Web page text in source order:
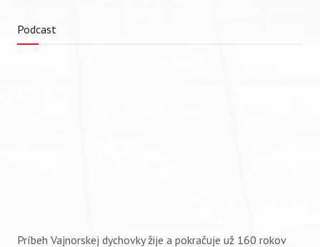
Podcast
Príbeh Vajnorskej dychovky žije a pokračuje už 160 rokov